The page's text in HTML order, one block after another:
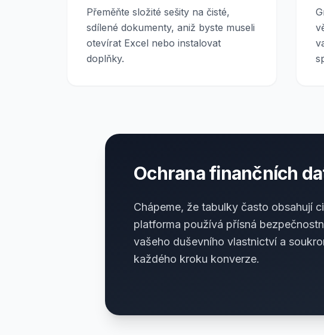
Přeměňte složité sešity na čisté,
sdílené dokumenty, aniž byste museli
otevírat Excel nebo instalovat
doplňky.
Ochrana finančních
Chápeme, že tabulky často obsahují
platforma používá přísná
vašeho duševního vlastnictví a
každého kroku konverze.